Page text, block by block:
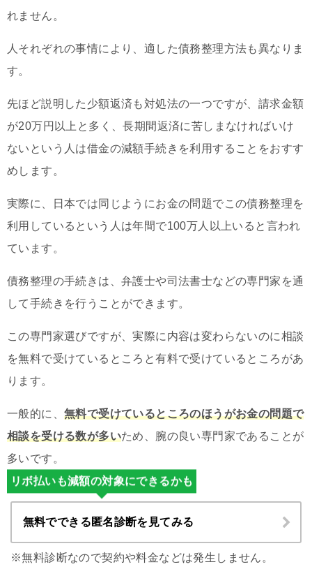
れません。
人それぞれの事情により、適した債務整理方法も異なりま
す。
先ほど説明した少額返済も対処法の一つですが、請求金額
が20万円以上と多く、長期間返済に苦しまなければいけ
ないという人は借金の減額手続きを利用することをおすす
めします。
実際に、日本では同じようにお金の問題でこの債務整理を
利用しているという人は年間で100万人以上いると言われ
ています。
債務整理の手続きは、弁護士や司法書士などの専門家を通
して手続きを行うことができます。
この専門家選びですが、実際に内容は変わらないのに相談
を無料で受けているところと有料で受けているところがあ
ります。
一般的に、 無料で受けているところのほうがお金の問題で
相談を受ける数が多いため、腕の良い専門家であることが
多いです。
リボ払いも減額の対象にできるかも
無料でできる匿名診断を見てみる
※無料診断なので契約や料金などは発生しません。